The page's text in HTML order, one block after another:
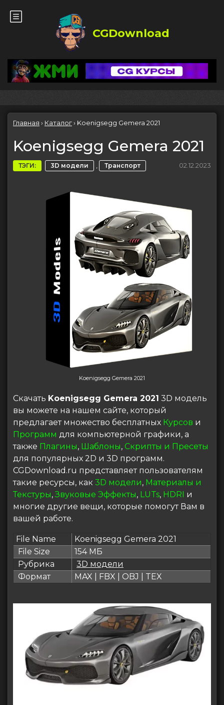
CGDownload
Главная › Каталог› Koenigsegg Gemera 2021
Koenigsegg Gemera 2021
ТЭГИ: 3D модели , Транспорт 02.12.2023
Koenigsegg Gemera 2021
Скачать Koenigsegg Gemera 2021 3D модель
вы можете на нашем сайте, который
предлагает множество бесплатных Курсов и
Программ для компьютерной графики, а
также Плагины, Шаблоны, Скрипты и Пресеты
для популярных 2D и 3D программ.
CGDownload.ru представляет пользователям
такие ресурсы, как 3D модели, Материалы и
Текстуры,Звуковые Эффекты, LUTs, HDRI и
многие другие вещи, которые помогут Вам в
вашей работе.
File Name
Koenigsegg Gemera 2021
File Size
154 МБ
Рубрика
3D модели
Формат
MAX | FBX | OBJ | TEX